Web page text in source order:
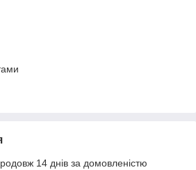
14 днів за домовленістю